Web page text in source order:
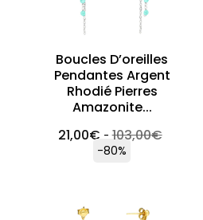
Boucles D’oreilles
Pendantes Argent
Rhodié Pierres
Amazonite...
21,00€ -103,00€
-80%